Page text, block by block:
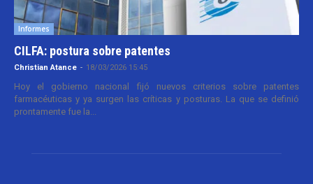
Informes
CILFA: postura sobre patentes
Christian Atance - 18/03/2026 15:45
Hoy el gobierno nacional fijó nuevos criterios sobre patentes
farmacéuticas y ya surgen las críticas y posturas. La que se definió
prontamente fue la...